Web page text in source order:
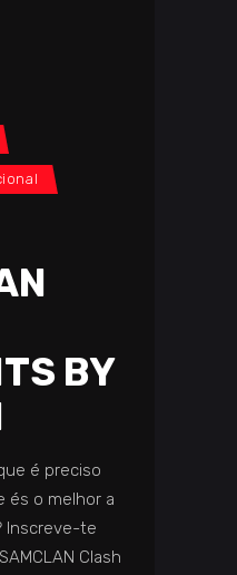
BY
é preciso
és o melhor a
Inscreve-te
Clash